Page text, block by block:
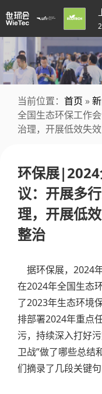
当前位置： 首页 »
全国生态环保工作
治理，开展低效失
环保展|2024
议：开展多
理，开展低
整治
据环保展，2024
在2024年全国生态
了2023年生态环境
排部署2024年重点
污，持续深入打好
卫战”做了哪些总结
们摘录了几段关键句